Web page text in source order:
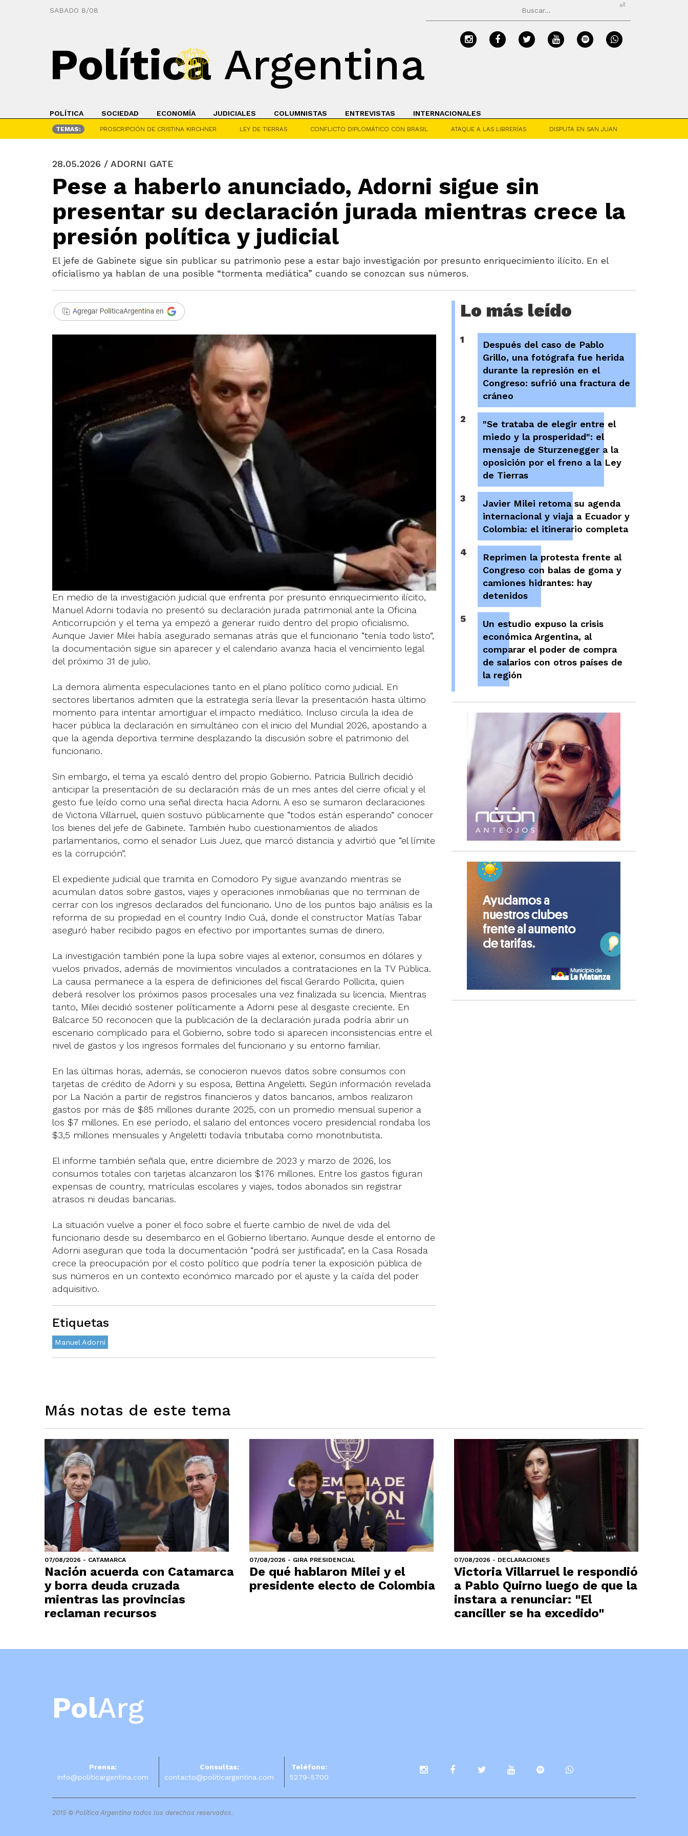
SABADO 8/08
⏎
Política Argentina
POLÍTICA SOCIEDAD ECONOMÍA JUDICIALES COLUMNISTAS ENTREVISTAS INTERNACIONALES
TEMAS: PROSCRIPCIÓN DE CRISTINA KIRCHNER LEY DE TIERRAS CONFLICTO DIPLOMÁTICO CON BRASIL ATAQUE A LAS LIBRERÍAS DISPUTA EN SAN JUAN
28.05.2026 / ADORNI GATE
Pese a haberlo anunciado, Adorni sigue sin
presentar su declaración jurada mientras crece la
presión política y judicial
El jefe de Gabinete sigue sin publicar su patrimonio pese a estar bajo investigación por presunto enriquecimiento ilícito. En el
oficialismo ya hablan de una posible “tormenta mediática” cuando se conozcan sus números.
En medio de la investigación judicial que enfrenta por presunto enriquecimiento ilícito,
Manuel Adorni todavía no presentó su declaración jurada patrimonial ante la Oficina
Anticorrupción y el tema ya empezó a generar ruido dentro del propio oficialismo.
Aunque Javier Milei había asegurado semanas atrás que el funcionario “tenía todo listo”,
la documentación sigue sin aparecer y el calendario avanza hacia el vencimiento legal
del próximo 31 de julio.
La demora alimenta especulaciones tanto en el plano político como judicial. En
sectores libertarios admiten que la estrategia sería llevar la presentación hasta último
momento para intentar amortiguar el impacto mediático. Incluso circula la idea de
hacer pública la declaración en simultáneo con el inicio del Mundial 2026, apostando a
que la agenda deportiva termine desplazando la discusión sobre el patrimonio del
funcionario.
Sin embargo, el tema ya escaló dentro del propio Gobierno. Patricia Bullrich decidió
anticipar la presentación de su declaración más de un mes antes del cierre oficial y el
gesto fue leído como una señal directa hacia Adorni. A eso se sumaron declaraciones
de Victoria Villarruel, quien sostuvo públicamente que “todos están esperando” conocer
los bienes del jefe de Gabinete. También hubo cuestionamientos de aliados
parlamentarios, como el senador Luis Juez, que marcó distancia y advirtió que “el límite
es la corrupción”.
El expediente judicial que tramita en Comodoro Py sigue avanzando mientras se
acumulan datos sobre gastos, viajes y operaciones inmobiliarias que no terminan de
cerrar con los ingresos declarados del funcionario. Uno de los puntos bajo análisis es la
reforma de su propiedad en el country Indio Cuá, donde el constructor Matías Tabar
aseguró haber recibido pagos en efectivo por importantes sumas de dinero.
La investigación también pone la lupa sobre viajes al exterior, consumos en dólares y
vuelos privados, además de movimientos vinculados a contrataciones en la TV Pública.
La causa permanece a la espera de definiciones del fiscal Gerardo Pollicita, quien
deberá resolver los próximos pasos procesales una vez finalizada su licencia. Mientras
tanto, Milei decidió sostener políticamente a Adorni pese al desgaste creciente. En
Balcarce 50 reconocen que la publicación de la declaración jurada podría abrir un
escenario complicado para el Gobierno, sobre todo si aparecen inconsistencias entre el
nivel de gastos y los ingresos formales del funcionario y su entorno familiar.
En las últimas horas, además, se conocieron nuevos datos sobre consumos con
tarjetas de crédito de Adorni y su esposa, Bettina Angeletti. Según información revelada
por La Nación a partir de registros financieros y datos bancarios, ambos realizaron
gastos por más de $85 millones durante 2025, con un promedio mensual superior a
los $7 millones. En ese período, el salario del entonces vocero presidencial rondaba los
$3,5 millones mensuales y Angeletti todavía tributaba como monotributista.
El informe también señala que, entre diciembre de 2023 y marzo de 2026, los
consumos totales con tarjetas alcanzaron los $176 millones. Entre los gastos figuran
expensas de country, matrículas escolares y viajes, todos abonados sin registrar
atrasos ni deudas bancarias.
La situación vuelve a poner el foco sobre el fuerte cambio de nivel de vida del
funcionario desde su desembarco en el Gobierno libertario. Aunque desde el entorno de
Adorni aseguran que toda la documentación “podrá ser justificada”, en la Casa Rosada
crece la preocupación por el costo político que podría tener la exposición pública de
sus números en un contexto económico marcado por el ajuste y la caída del poder
adquisitivo.
Etiquetas
Manuel Adorni
Lo más leído
1
Después del caso de Pablo
Grillo, una fotógrafa fue herida
durante la represión en el
Congreso: sufrió una fractura de
cráneo
2
"Se trataba de elegir entre el
miedo y la prosperidad": el
mensaje de Sturzenegger a la
oposición por el freno a la Ley
de Tierras
3
Javier Milei retoma su agenda
internacional y viaja a Ecuador y
Colombia: el itinerario completa
4
Reprimen la protesta frente al
Congreso con balas de goma y
camiones hidrantes: hay
detenidos
5
Un estudio expuso la crisis
económica Argentina, al
comparar el poder de compra
de salarios con otros países de
la región
Más notas de este tema
07/08/2026 - CATAMARCA
Nación acuerda con Catamarca
y borra deuda cruzada
mientras las provincias
reclaman recursos
07/08/2026 - GIRA PRESIDENCIAL
De qué hablaron Milei y el
presidente electo de Colombia
07/08/2026 - DECLARACIONES
Victoria Villarruel le respondió
a Pablo Quirno luego de que la
instara a renunciar: "El
canciller se ha excedido"
PolArg
Prensa:
info@politicargentina.com
Consultas:
contacto@politicargentina.com
Teléfono:
5279-5700
2015 © Política Argentina todos los derechos reservados.